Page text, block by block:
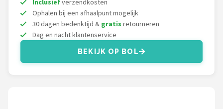
Quechua
Alle merken →
Inclusiefverzendkosten
Ophalen bij een afhaalpunt mogelijk
30 dagen bedenktijd & gratis retourneren
Dag en nacht klantenservice
BEKIJK OP BOL